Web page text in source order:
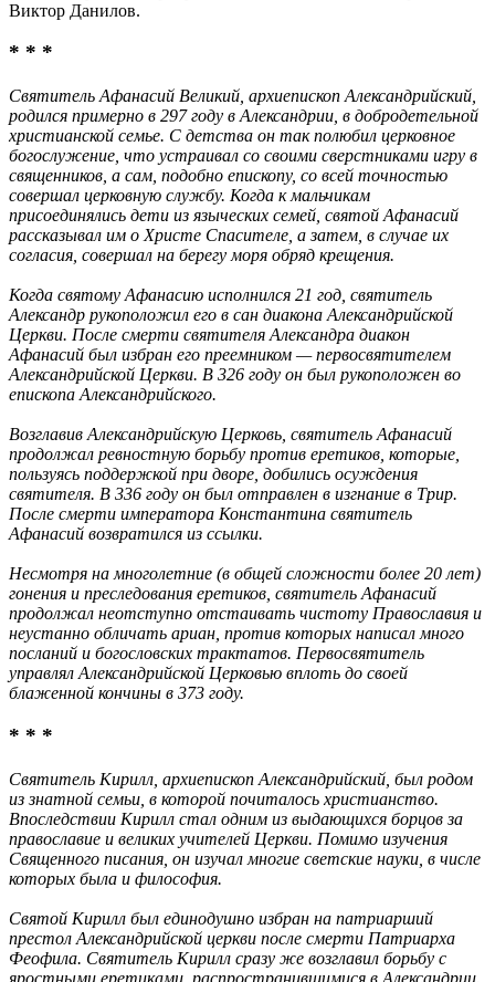
Виктор Данилов.
* * *
Святитель Афанасий Великий, архиепископ Александрийский,
родился примерно в 297 году в Александрии, в добродетельной
христианской семье. С детства он так полюбил церковное
богослужение, что устраивал со своими сверстниками игру в
священников, а сам, подобно епископу, со всей точностью
совершал церковную службу. Когда к мальчикам
присоединялись дети из языческих семей, святой Афанасий
рассказывал им о Христе Спасителе, а затем, в случае их
согласия, совершал на берегу моря обряд крещения.
Когда святому Афанасию исполнился 21 год, святитель
Александр рукоположил его в сан диакона Александрийской
Церкви. После смерти святителя Александра диакон
Афанасий был избран его преемником — первосвятителем
Александрийской Церкви. В 326 году он был рукоположен во
епископа Александрийского.
Возглавив Александрийскую Церковь, святитель Афанасий
продолжал ревностную борьбу против еретиков, которые,
пользуясь поддержкой при дворе, добились осуждения
святителя. В 336 году он был отправлен в изгнание в Трир.
После смерти императора Константина святитель
Афанасий возвратился из ссылки.
Несмотря на многолетние (в общей сложности более 20 лет)
гонения и преследования еретиков, святитель Афанасий
продолжал неотступно отстаивать чистоту Православия и
неустанно обличать ариан, против которых написал много
посланий и богословских трактатов. Первосвятитель
управлял Александрийской Церковью вплоть до своей
блаженной кончины в 373 году.
* * *
Святитель Кирилл, архиепископ Александрийский, был родом
из знатной семьи, в которой почиталось христианство.
Впоследствии Кирилл стал одним из выдающихся борцов за
православие и великих учителей Церкви. Помимо изучения
Священного писания, он изучал многие светские науки, в числе
которых была и философия.
Святой Кирилл был единодушно избран на патриарший
престол Александрийской церкви после смерти Патриарха
Феофила. Святитель Кирилл сразу же возглавил борьбу с
яростными еретиками, распространившимися в Александрии.